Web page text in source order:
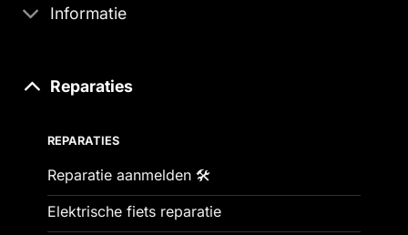
Informatie
Reparaties
REPARATIES
Reparatie aanmelden 🛠️
Elektrische fiets reparatie